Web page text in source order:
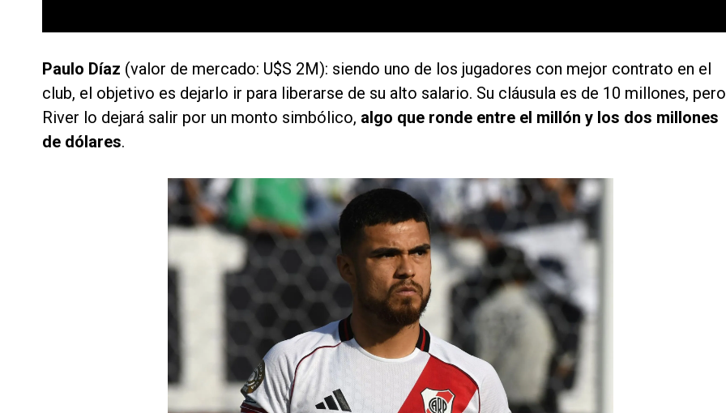
Paulo Díaz (valor de mercado: U$S 2M): siendo uno de los jugadores con mejor contrato en el
club, el objetivo es dejarlo ir para liberarse de su alto salario. Su cláusula es de 10 millones, pero
River lo dejará salir por un monto simbólico, algo que ronde entre el millón y los dos millones
de dólares.